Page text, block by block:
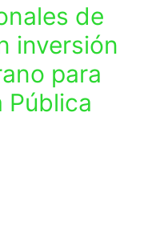
de
inversión
para
Pública